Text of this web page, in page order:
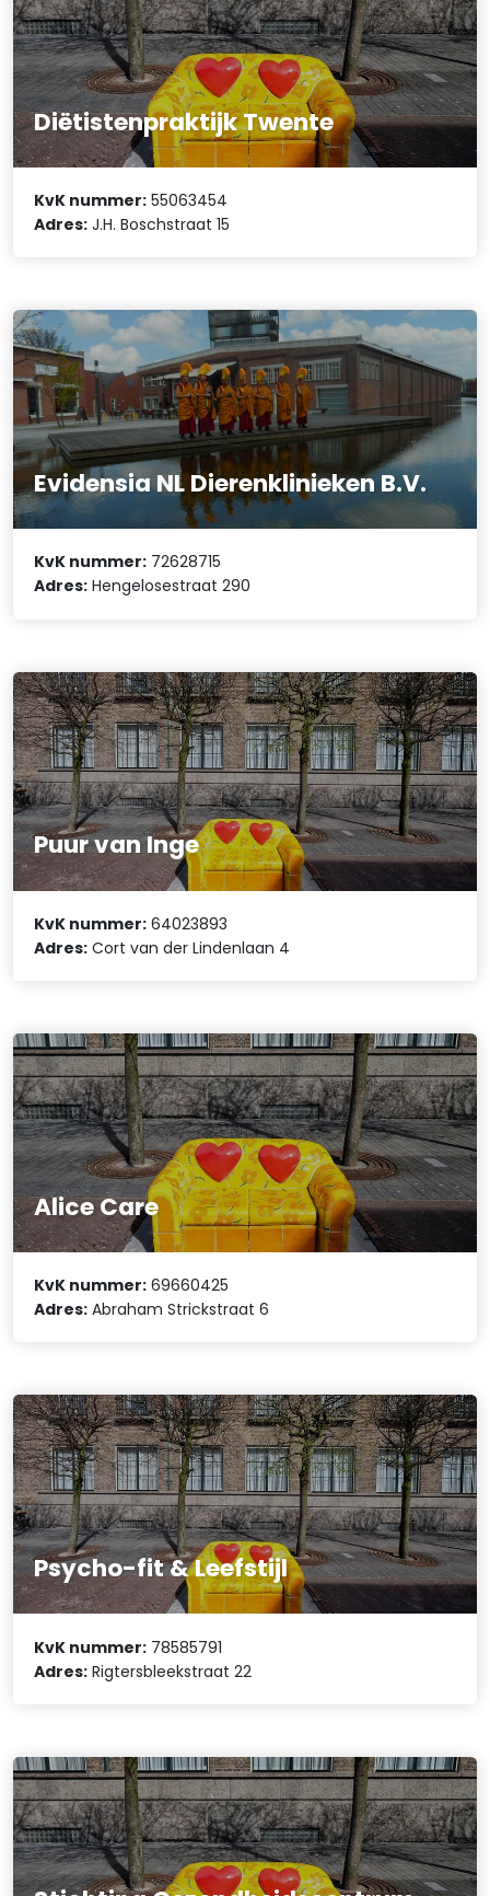
Diëtistenpraktijk Twente
KvK nummer: 55063454
Adres: J.H. Boschstraat 15
Evidensia NL Dierenklinieken B.V.
KvK nummer: 72628715
Adres: Hengelosestraat 290
Puur van Inge
KvK nummer: 64023893
Adres: Cort van der Lindenlaan 4
Alice Care
KvK nummer: 69660425
Adres: Abraham Strickstraat 6
Psycho-fit & Leefstijl
KvK nummer: 78585791
Adres: Rigtersbleekstraat 22